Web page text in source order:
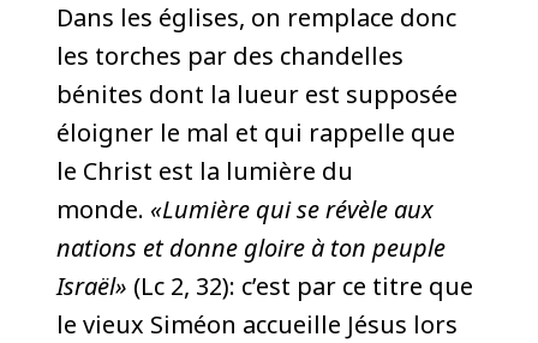
Dans les églises, on remplace donc
les torches par des chandelles
bénites dont la lueur est supposée
éloigner le mal et qui rappelle que
le Christ est la lumière du
monde. «Lumière qui se révèle aux
nations et donne gloire à ton peuple
Israël» (Lc 2, 32): c’est par ce titre que
le vieux Siméon accueille Jésus lors